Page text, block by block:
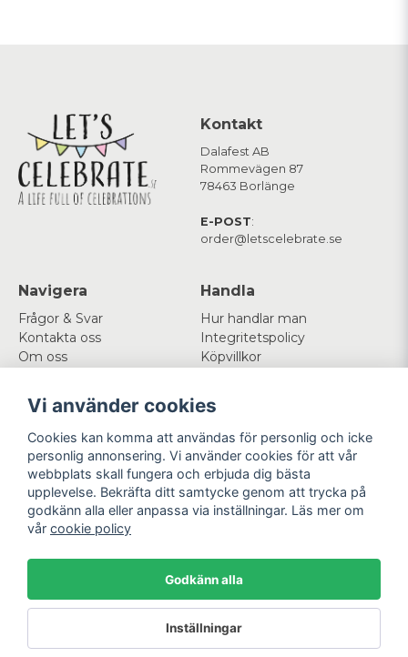
Kontakt
Dalafest AB
Rommevägen 87
78463 Borlänge
E-POST:
order@letscelebrate.se
Navigera
Frågor & Svar
Kontakta oss
Om oss
Handla
Hur handlar man
Integritetspolicy
Köpvillkor
Mitt konto
Logga in
Registrera dig
Glömt lösenord?
Följ oss
Facebook
Instagram
Betala enkelt Vi levererar med
Powered by Nyehandel AB
Vi använder cookies
Cookies kan komma att användas för personlig och icke
personlig annonsering. Vi använder cookies för att vår
webbplats skall fungera och erbjuda dig bästa
upplevelse. Bekräfta ditt samtycke genom att trycka på
godkänn alla eller anpassa via inställningar. Läs mer om
vår cookie policy
Godkänn alla
Inställningar